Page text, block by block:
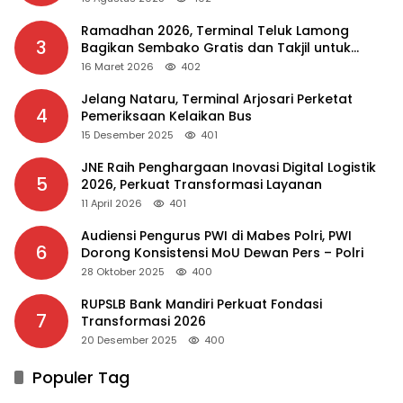
3
Ramadhan 2026, Terminal Teluk Lamong
Bagikan Sembako Gratis dan Takjil untuk
Masyarakat
16 Maret 2026 402
4
Jelang Nataru, Terminal Arjosari Perketat
Pemeriksaan Kelaikan Bus
15 Desember 2025 401
5
JNE Raih Penghargaan Inovasi Digital Logistik
2026, Perkuat Transformasi Layanan
11 April 2026 401
6
Audiensi Pengurus PWI di Mabes Polri, PWI
Dorong Konsistensi MoU Dewan Pers – Polri
28 Oktober 2025 400
7
RUPSLB Bank Mandiri Perkuat Fondasi
Transformasi 2026
20 Desember 2025 400
Populer Tag